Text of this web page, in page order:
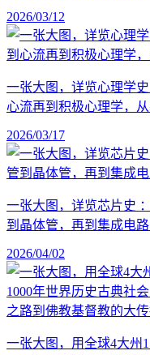
2026/03/12
一张大图，详览心理学
心流再到积极心理学，
2026/03/17
一张大图，详览芯片史
到晶体管，再到集成电
2026/04/02
一张大图，用全球4大州